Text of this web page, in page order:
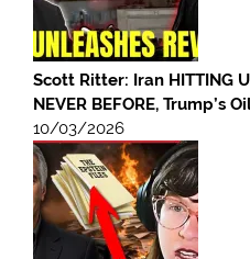
Scott Ritter: Iran HITTING
NEVER BEFORE, Trump’s
10/03/2026